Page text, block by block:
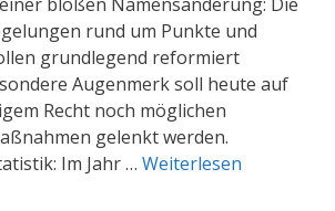
rund um Punkte und
grundlegend reformiert
Augenmerk soll heute auf
Recht noch möglichen
gelenkt werden.
Im Jahr … Weiterlesen